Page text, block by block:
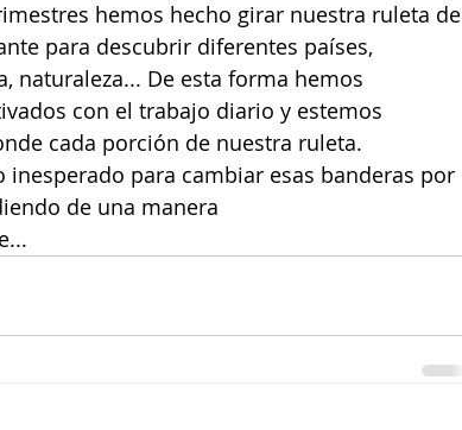
hemos hecho girar nuestra ruleta de
para descubrir diferentes países,
naturaleza... De esta forma hemos
con el trabajo diario y estemos
cada porción de nuestra ruleta.
para cambiar esas banderas por
de una manera